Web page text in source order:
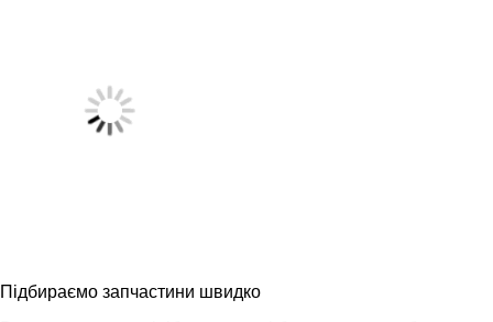
Підбираємо запчастини швидко